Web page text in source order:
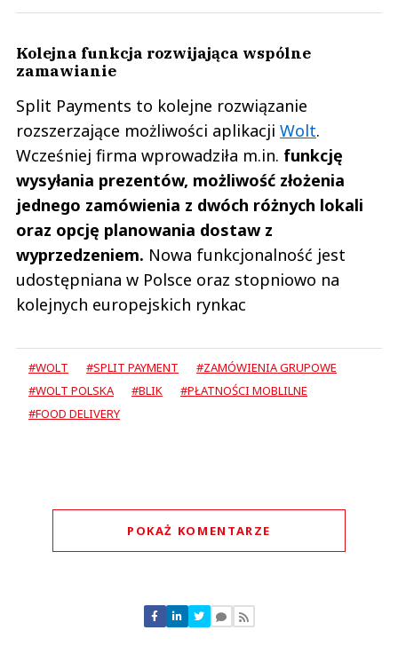
Kolejna funkcja rozwijająca wspólne
zamawianie
Split Payments to kolejne rozwiązanie
rozszerzające możliwości aplikacji Wolt.
Wcześniej firma wprowadziła m.in. funkcję
wysyłania prezentów, możliwość złożenia
jednego zamówienia z dwóch różnych lokali
oraz opcję planowania dostaw z
wyprzedzeniem. Nowa funkcjonalność jest
udostępniana w Polsce oraz stopniowo na
kolejnych europejskich rynkac
#WOLT #SPLIT PAYMENT
#ZAMÓWIENIA GRUPOWE
#WOLT POLSKA
#BLIK
#PŁATNOŚCI MOBLILNE
#FOOD DELIVERY
POKAŻ KOMENTARZE
Nie znaleziono komentarzy
Zostaw swoje komentarze